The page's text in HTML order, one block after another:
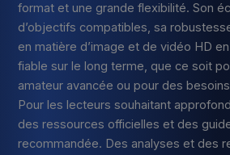
format et une grande flexibilité. Son
d’objectifs compatibles, sa
en matière d’image et de vidéo HD
fiable sur le long terme, que ce soit
amateur avancée ou pour des
Pour les lecteurs souhaitant
des ressources officielles et des
recommandée. Des analyses et des